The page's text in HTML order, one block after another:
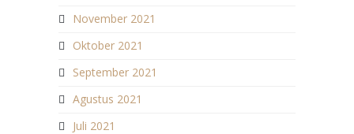
November 2021
Oktober 2021
September 2021
Agustus 2021
Juli 2021